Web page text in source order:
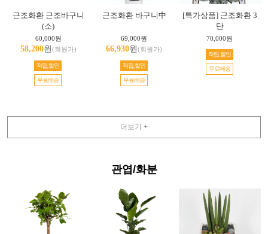
근조화환 근조바구니
(소)
60,000원
58,200원(회원가)
적립,할인
무료배송
근조화환 바구니中
69,000원
66,930원(회원가)
적립,할인
무료배송
[특가상품] 근조화환 3
단
70,000원
적립,할인
무료배송
더보기 +
관엽/화분